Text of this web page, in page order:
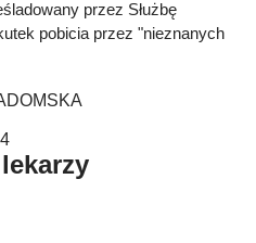
przez Służbę
pobicia przez "nieznanych